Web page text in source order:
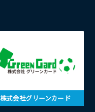
株式会社グリーンカード